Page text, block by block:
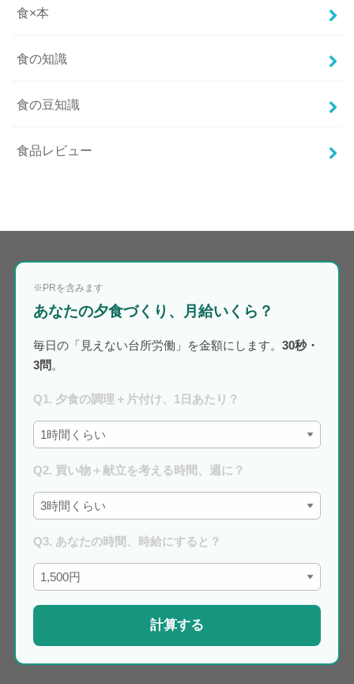
食×本
食の知識
食の豆知識
食品レビュー
※PRを含みます
あなたの夕食づくり、月給いくら？
毎日の「見えない台所労働」を金額にします。30秒・
3問 。
Q1. 夕食の調理＋片付け、1日あたり？
Q2. 買い物＋献立を考える時間、週に？
Q3. あなたの時間、時給にすると？
計算する